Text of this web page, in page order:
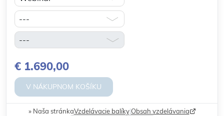
€ 1.690,00
V NÁKUPNOM KOŠÍKU
Naša stránkaVzdelávacie balíky|Obsah vzdelávania